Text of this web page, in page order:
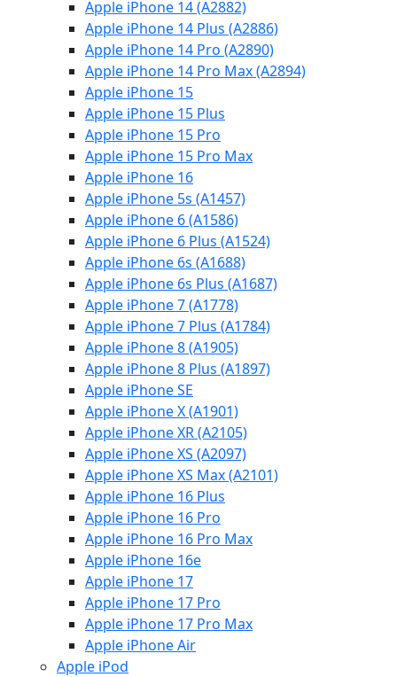
Apple iPhone 14 (A2882)
Apple iPhone 14 Plus (A2886)
Apple iPhone 14 Pro (A2890)
Apple iPhone 14 Pro Max (A2894)
Apple iPhone 15
Apple iPhone 15 Plus
Apple iPhone 15 Pro
Apple iPhone 15 Pro Max
Apple iPhone 16
Apple iPhone 5s (A1457)
Apple iPhone 6 (A1586)
Apple iPhone 6 Plus (A1524)
Apple iPhone 6s (A1688)
Apple iPhone 6s Plus (A1687)
Apple iPhone 7 (A1778)
Apple iPhone 7 Plus (A1784)
Apple iPhone 8 (A1905)
Apple iPhone 8 Plus (A1897)
Apple iPhone SE
Apple iPhone X (A1901)
Apple iPhone XR (A2105)
Apple iPhone XS (A2097)
Apple iPhone XS Max (A2101)
Apple iPhone 16 Plus
Apple iPhone 16 Pro
Apple iPhone 16 Pro Max
Apple iPhone 16e
Apple iPhone 17
Apple iPhone 17 Pro
Apple iPhone 17 Pro Max
Apple iPhone Air
Apple iPod